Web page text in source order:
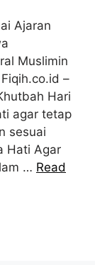
Ajaran
Muslimin
–
Hari
agar tetap
sesuai
Hati Agar
… Read